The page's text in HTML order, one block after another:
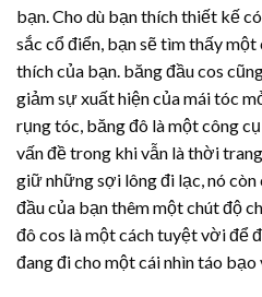
bạn. Cho dù bạn thích thiết kế
sắc cổ điển, bạn sẽ tìm thấy
thích của bạn. băng đầu cos
giảm sự xuất hiện của mái tóc
rụng tóc, băng đô là một công
vấn đề trong khi vẫn là thời
giữ những sợi lông đi lạc, nó
đầu của bạn thêm một chút độ
đô cos là một cách tuyệt vời để
đang đi cho một cái nhìn táo bạo